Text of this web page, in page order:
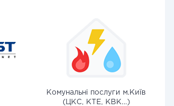
Комунальні послуги м.Київ
(ЦКС, КТЕ, КВК...)